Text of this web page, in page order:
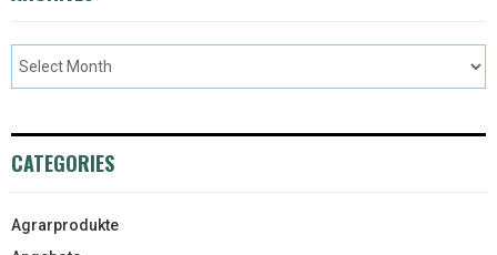
CATEGORIES
Agrarprodukte